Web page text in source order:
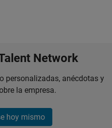
Network
personalizadas, anécdotas y
la empresa.
hoy mismo